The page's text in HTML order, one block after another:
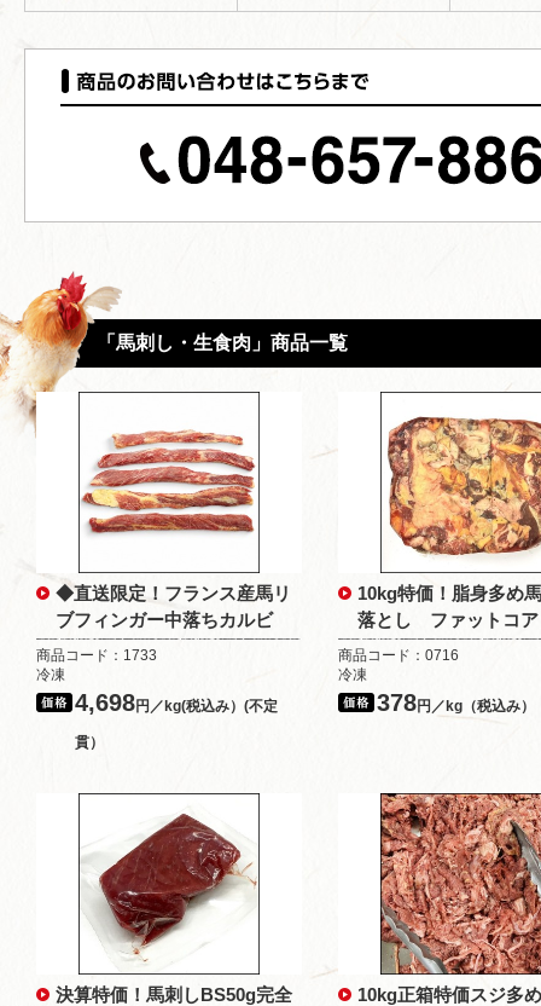
「馬刺し・生食肉」商品一覧
◆直送限定！フランス産馬リ
ブフィンガー中落ちカルビ
商品コード：1733
冷凍
4,698円／kg(税込み）(不定
貫）
10kg特価！脂身多め
落とし ファットコア
商品コード：0716
冷凍
378円／kg（税込み）
決算特価！馬刺しBS50g完全
10kg正箱特価スジ多